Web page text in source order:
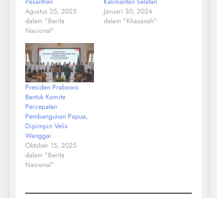
Agustus 25, 2023
dalam "Berita
Nasional"
Januari 30, 2024
dalam "Khazanah"
Presiden Prabowo
Bentuk Komite
Percepatan
Pembangunan Papua,
Dipimpin Velix
Wanggai
Oktober 15, 2025
dalam "Berita
Nasional"